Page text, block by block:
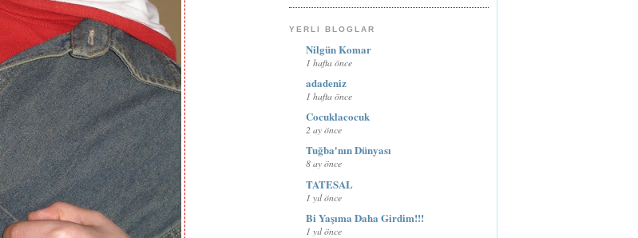
YERLI BLOGLAR
Nilgün Komar
1 hafta önce
adadeniz
1 hafta önce
Cocuklacocuk
2 ay önce
Tuğba'nın Dünyası
8 ay önce
TATESAL
1 yıl önce
Bi Yaşıma Daha Girdim!!!
1 yıl önce